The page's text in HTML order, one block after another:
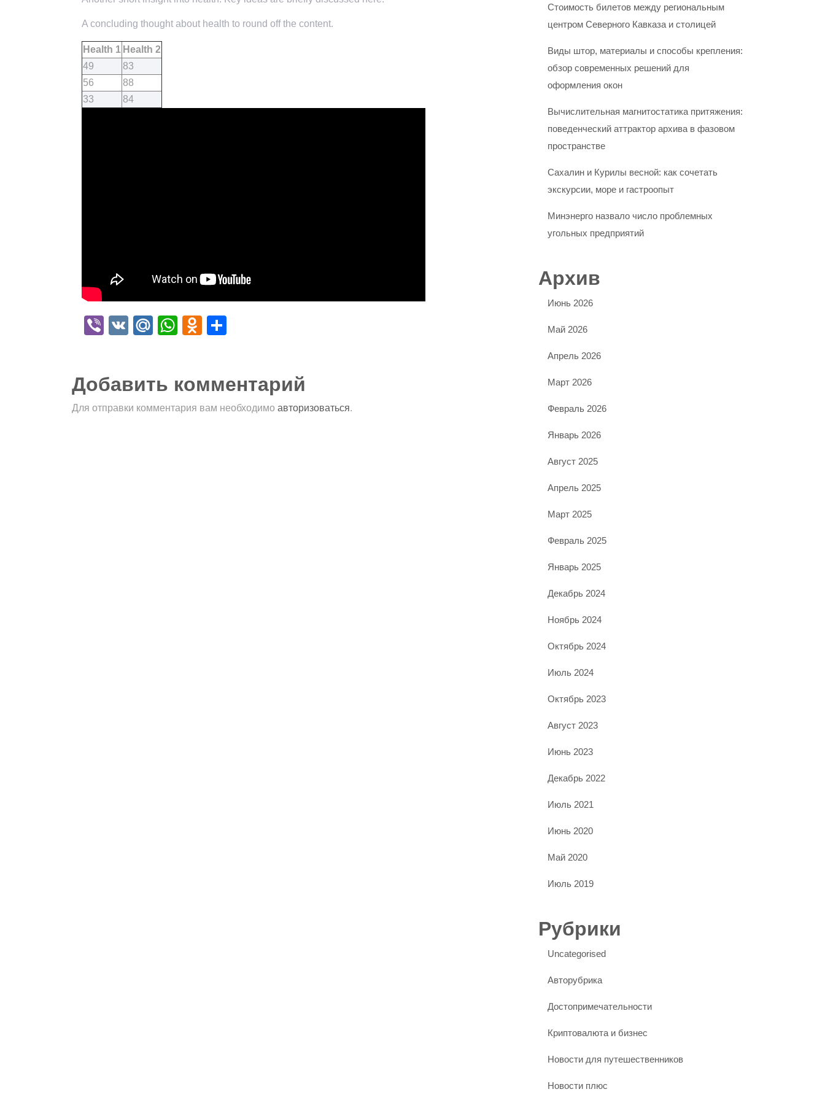
A concluding thought about health to round off the content.
Health 1 Health 2
49
83
56
88
33
84
Viber
VK Mail.Ru
WhatsApp
Odnoklassniki
Добавить комментарий
Для отправки комментария вам необходимо авторизоваться.
Стоимость билетов между региональным
центром Северного Кавказа и столицей
Виды штор, материалы и способы крепления:
обзор современных решений для
оформления окон
Вычислительная магнитостатика притяжения:
поведенческий аттрактор архива в фазовом
пространстве
Сахалин и Курилы весной: как сочетать
экскурсии, море и гастроопыт
Минэнерго назвало число проблемных
угольных предприятий
Архив
Июнь 2026
Май 2026
Апрель 2026
Март 2026
Февраль 2026
Январь 2026
Август 2025
Апрель 2025
Март 2025
Февраль 2025
Январь 2025
Декабрь 2024
Ноябрь 2024
Октябрь 2024
Июль 2024
Октябрь 2023
Август 2023
Июнь 2023
Декабрь 2022
Июль 2021
Июнь 2020
Май 2020
Июль 2019
Рубрики
Uncategorised
Авторубрика
Достопримечательности
Криптовалюта и бизнес
Новости для путешественников
Новости плюс